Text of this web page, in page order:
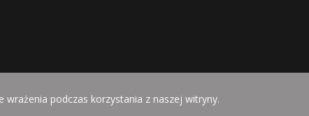
Mamy Strategiapodczas korzystania z naszej witryny.